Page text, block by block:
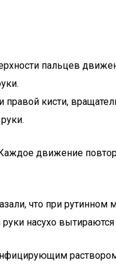
пальцев
кисти,
движение
что при
насухо